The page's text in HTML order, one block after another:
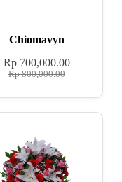
Chiomavyn
Rp800,000.00
Rp 700,000.00